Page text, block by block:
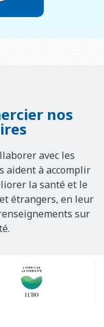
nos
avec les
aident à accomplir
la santé et le
étrangers, en leur
sur